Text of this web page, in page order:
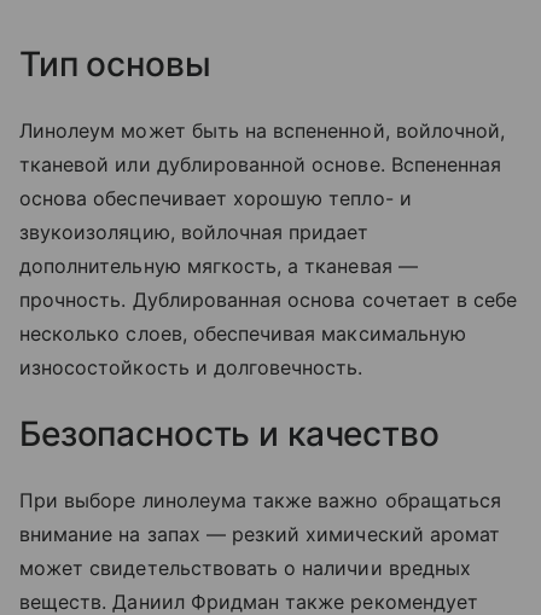
Тип основы
Линолеум может быть на вспененной, войлочной,
тканевой или дублированной основе. Вспененная
основа обеспечивает хорошую тепло- и
звукоизоляцию, войлочная придает
дополнительную мягкость, а тканевая —
прочность. Дублированная основа сочетает в себе
несколько слоев, обеспечивая максимальную
износостойкость и долговечность.
Безопасность и качество
При выборе линолеума также важно обращаться
внимание на запах — резкий химический аромат
может свидетельствовать о наличии вредных
веществ. Даниил Фридман также рекомендует